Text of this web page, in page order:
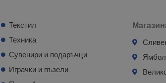
Текстил
Техника
Сувенири и подаръчци
Играчки и пъзели
Ямбол